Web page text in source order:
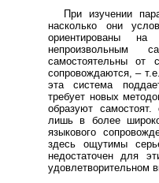
При изучении
насколько они
ориентированы
непроизвольным
самостоятельны от
сопровождаются, –
эта система
требует новых
образуют
лишь в более
языкового
здесь ощутимы
недостаточен для
удовлетворительном